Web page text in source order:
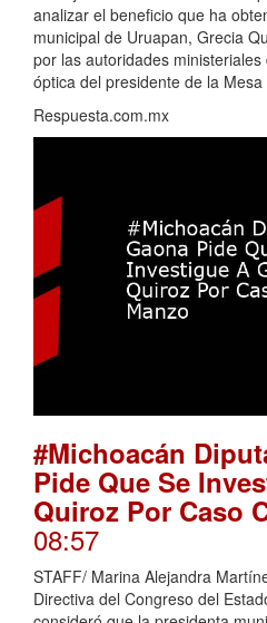
analizar el beneficio que ha
municipal de Uruapan, Grecia
por las autoridades
óptica del presidente de la
Respuesta.com.mx
#Michoacán
Pide Que Se
Quiroz Por Caso
08:57
STAFF/ Marina Alejandra
Directiva del Congreso del